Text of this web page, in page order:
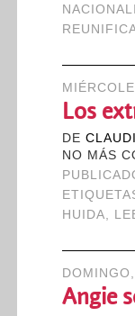
Los
DE
NO MÁS
HUIDA,
Angie